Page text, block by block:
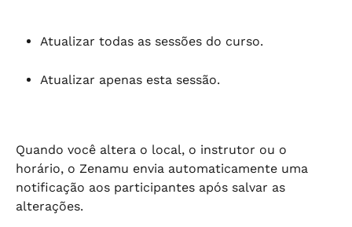
Atualizar todas as sessões do curso.
Atualizar apenas esta sessão.
Quando você altera o local, o instrutor ou o
horário, o Zenamu envia automaticamente uma
notificação aos participantes após salvar as
alterações.